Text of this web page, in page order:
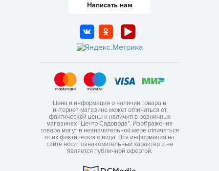
Написать нам
Цена и информация о наличии товара в
интернет-магазине может отличаться от
фактической цены и наличия в розничных
магазинах “Центр Садовода”. Изображения
товара могут в незначительной мере отличаться
от их фактического вида. Вся информация на
сайте носит ознакомительный характер и не
является публичной офертой.